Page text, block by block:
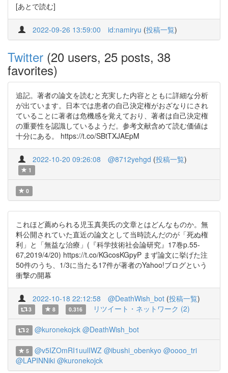
[あとで読む]
2022-09-26 13:59:00 id:namiryu (投稿一覧)
Twitter (20 users, 25 posts, 38
favorites)
追記。著者の論文を読むと充実した内容とともに詳細な分析
が出ています。日本では患者の自己決定権がおざなりにされ
ていることに著者は危機感を覚えており、著者は自己決定権
の重要性を認識しているようだ。参考文献含めて読む価値は
十分にある。 https://t.co/SBtTXJAEpM
2022-10-20 09:26:08 @8712yehgd (投稿一覧)
1
0
これほど薦められる児玉真美氏の文章とはどんなものか。無
料公開されていた直近の論文として当時読んだのが「死ぬ権
利」と「無益な治療」(『科学技術社会論研究』17巻p.55-
67,2019/4/20) https://t.co/KGcosKGpyP まず論文に挙げた注
50件のうち、1/3に当たる17件が著者のYahoo!ブログという
衝撃の開幕
2022-10-18 22:12:58 @DeathWish_bot (投稿一覧)
3 8 0.316 リツイート・ネットワーク (2)
2 @kuronekojck @DeathWish_bot
5 @v5IZOmRI1uulIWZ @ibushi_obenkyo @oooo_tri
@LAPINNiki @kuronekojck